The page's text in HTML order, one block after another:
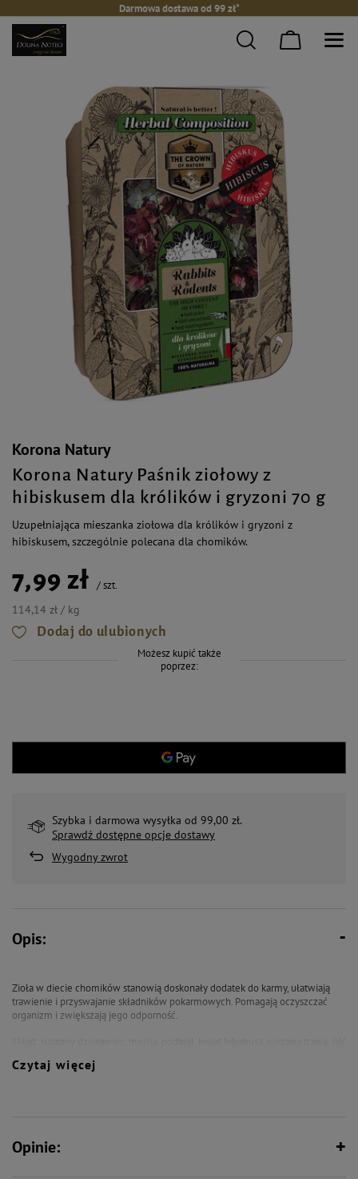
Darmowa dostawa od 99 zł*
Korona Natury
Korona Natury Paśnik ziołowy z
hibiskusem dla królików i gryzoni 70 g
Uzupełniająca mieszanka ziołowa dla królików i gryzoni z
hibiskusem, szczególnie polecana dla chomików.
7,99 zł /szt.
114,14 zł / kg
Dodaj do ulubionych
Możesz kupić także
poprzez:
Szybka i darmowa wysyłka od 99,00 zł.
Sprawdź dostępne opcje dostawy
Wygodny zwrot
Opis:
Zioła w diecie chomików stanowią doskonały dodatek do karmy, ułatwiają
trawienie i przyswajanie składników pokarmowych. Pomagają oczyszczać
organizm i zwiększają jego odporność.
Czytaj więcej
Opinie: